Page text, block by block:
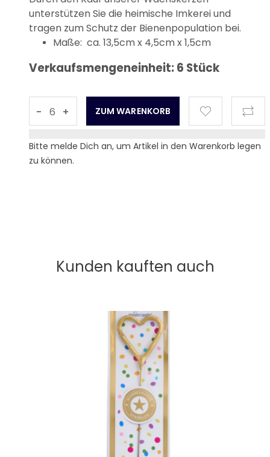
unterstützen Sie die heimische Imkerei und
tragen zum Schutz der Bienenpopulation bei.
Maße: ca. 13,5cm x 4,5cm x 1,5cm
Verkaufsmengeneinheit: 6 Stück
- +
Bitte melde Dich an, um Artikel in den Warenkorb legen
zu können.
Kunden kauften auch